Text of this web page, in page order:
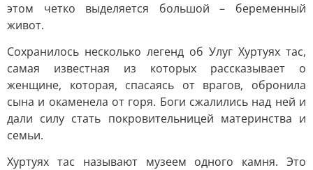
этом четко выделяется большой – беременный
живот.
Сохранилось несколько легенд об Улуг Хуртуях тас,
самая известная из которых рассказывает о
женщине, которая, спасаясь от врагов, обронила
сына и окаменела от горя. Боги сжалились над ней и
дали силу стать покровительницей материнства и
семьи.
Хуртуях тас называют музеем одного камня. Это